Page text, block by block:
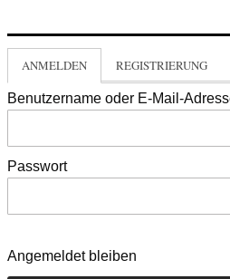
ANMELDEN REGISTRIERUNG
Benutzername oder E-Mail-
Passwort
Angemeldet bleiben